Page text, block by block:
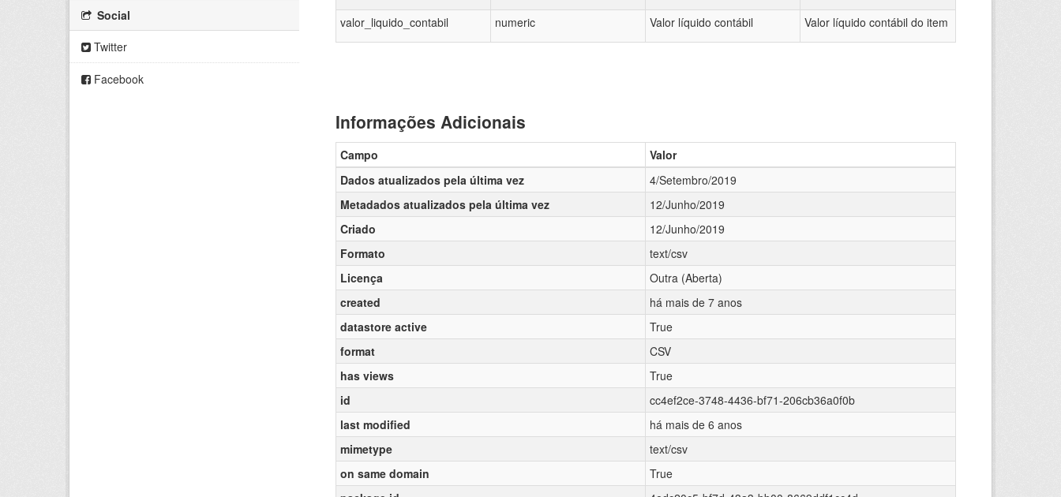
Social
Twitter
Facebook
valor_liquido_contabil numeric Valor líquido contábil Valor líquido contábil do item
Informações Adicionais
Campo
Valor
Dados atualizados pela última vez
4/Setembro/2019
Metadados atualizados pela última vez
12/Junho/2019
Criado
12/Junho/2019
Formato
text/csv
Licença
Outra (Aberta)
created
há mais de 7 anos
datastore active
True
format
CSV
has views
True
id
cc4ef2ce-3748-4436-bf71-206cb36a0f0b
last modified
há mais de 6 anos
mimetype
text/csv
on same domain
True